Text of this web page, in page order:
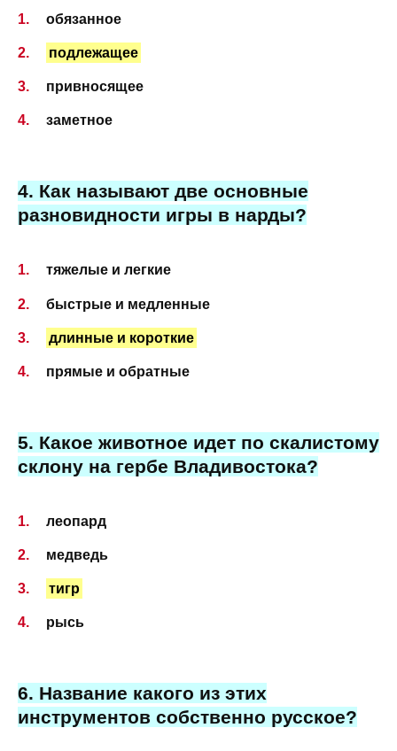
обязанное
подлежащее
привносящее
заметное
4. Как называют две основные
разновидности игры в нарды?
тяжелые и легкие
быстрые и медленные
длинные и короткие
прямые и обратные
5. Какое животное идет по скалистому
склону на гербе Владивостока?
леопард
медведь
тигр
рысь
6. Название какого из этих
инструментов собственно русское?